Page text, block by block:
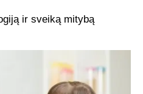
ir sveiką mitybą